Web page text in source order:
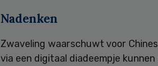
Nadenken
Zwaveling waarschuwt voor
via een digitaal diadeempje